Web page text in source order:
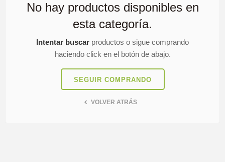
No hay productos disponibles en
esta categoría.
Intentar buscar productos o sigue comprando
haciendo click en el botón de abajo.
SEGUIR COMPRANDO
VOLVER ATRÁS